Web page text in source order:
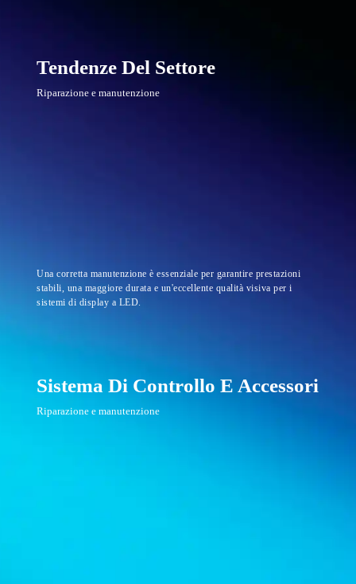
Tendenze Del Settore
Riparazione e manutenzione
Una corretta manutenzione è essenziale per garantire prestazioni
stabili, una maggiore durata e un'eccellente qualità visiva per i
sistemi di display a LED.
Sistema Di Controllo E Accessori
Riparazione e manutenzione